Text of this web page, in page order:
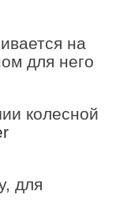
на
для него
колесной
для